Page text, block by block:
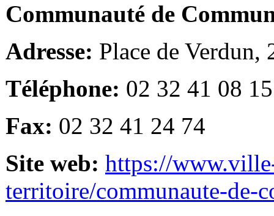
Communauté de
Adresse: Place de Verdun,
Téléphone: 02 32 41 08 15
Fax: 02 32 41 24 74
Site web: https://
territoire/communaute-de-